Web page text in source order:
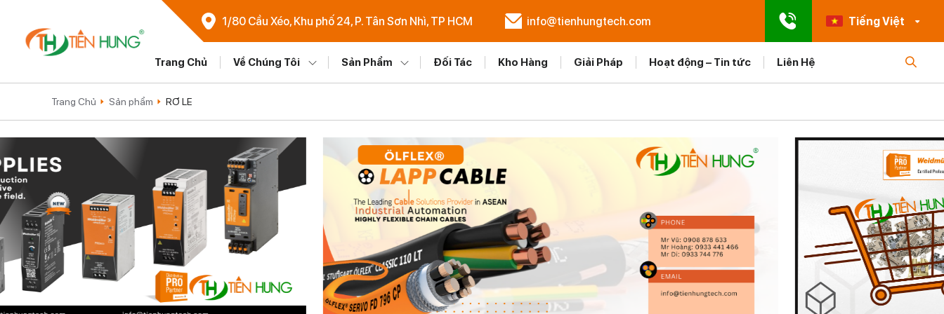
1/80 Cầu Xéo, Khu phố 24, P. Tân Sơn Nhì, TP HCM info@tienhungtech.com Tiếng Việt
Trang Chủ Về Chúng Tôi Sản Phẩm Đối Tác Kho Hàng Giải Pháp Hoạt động – Tin tức Liên Hệ
Trang Chủ Sản phẩm RƠ LE